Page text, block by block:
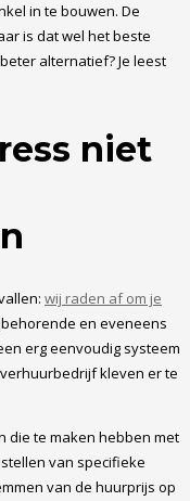
in te bouwen. De
is dat wel het beste
alternatief? Je leest
niet
wij raden af om je
en eveneens
erg eenvoudig systeem
kleven er te
die te maken hebben met
van specifieke
van de huurprijs op